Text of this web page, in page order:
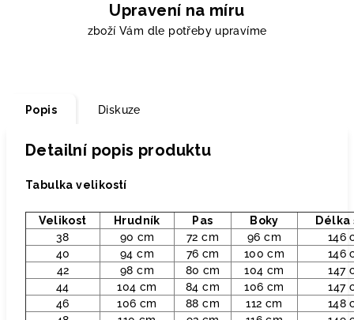
Upravení na míru
zboží Vám dle potřeby upravíme
Popis Diskuze
Detailní popis produktu
Tabulka velikostí
Velikost Hrudník Pas Boky
Délka
38
90 cm 72 cm 96 cm
146
40
94 cm 76 cm 100 cm
146
42
98 cm 80 cm 104 cm
147
44
104 cm 84 cm 106 cm
147
46
106 cm 88 cm 112 cm
148